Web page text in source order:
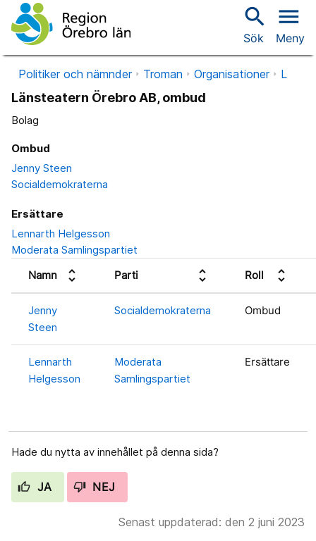
search
Sök
menu
Meny
Politiker och nämnder Troman Organisationer L
Länsteatern Örebro AB, ombud
Bolag
Ombud
Jenny Steen
Socialdemokraterna
Ersättare
Lennarth Helgesson
Moderata Samlingspartiet
Namn
unfold_more Parti unfold_more Roll unfold_more
Jenny
Steen
Socialdemokraterna Ombud
Lennarth
Helgesson
Moderata
Samlingspartiet
Ersättare
Hade du nytta av innehållet på denna sida?
JA NEJ
Senast uppdaterad: den 2 juni 2023